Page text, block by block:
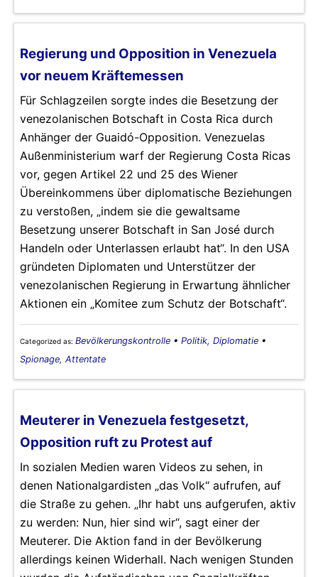
Regierung und Opposition in Venezuela
vor neuem Kräftemessen
Für Schlagzeilen sorgte indes die Besetzung der
venezolanischen Botschaft in Costa Rica durch
Anhänger der Guaidó-Opposition. Venezuelas
Außenministerium warf der Regierung Costa Ricas
vor, gegen Artikel 22 und 25 des Wiener
Übereinkommens über diplomatische Beziehungen
zu verstoßen, „indem sie die gewaltsame
Besetzung unserer Botschaft in San José durch
Handeln oder Unterlassen erlaubt hat“. In den USA
gründeten Diplomaten und Unterstützer der
venezolanischen Regierung in Erwartung ähnlicher
Aktionen ein „Komitee zum Schutz der Botschaft“.
Categorized as: Bevölkerungskontrolle • Politik, Diplomatie •
Spionage, Attentate
Meuterer in Venezuela festgesetzt,
Opposition ruft zu Protest auf
In sozialen Medien waren Videos zu sehen, in
denen Nationalgardisten „das Volk“ aufrufen, auf
die Straße zu gehen. „Ihr habt uns aufgerufen, aktiv
zu werden: Nun, hier sind wir“, sagt einer der
Meuterer. Die Aktion fand in der Bevölkerung
allerdings keinen Widerhall. Nach wenigen Stunden